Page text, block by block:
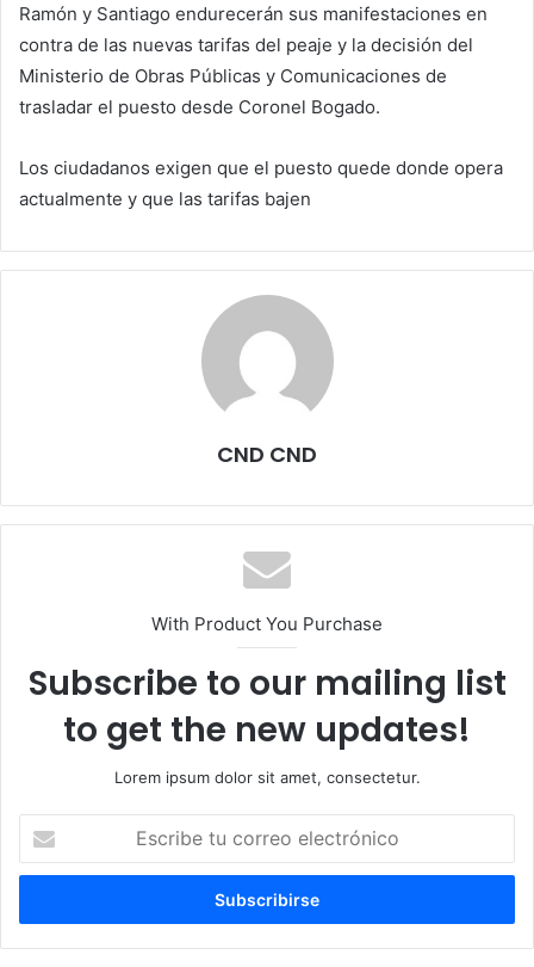
Ramón y Santiago endurecerán sus manifestaciones en
contra de las nuevas tarifas del peaje y la decisión del
Ministerio de Obras Públicas y Comunicaciones de
trasladar el puesto desde Coronel Bogado.
Los ciudadanos exigen que el puesto quede donde opera
actualmente y que las tarifas bajen
CND CND
With Product You Purchase
Subscribe to our mailing list
to get the new updates!
Lorem ipsum dolor sit amet, consectetur.
correo